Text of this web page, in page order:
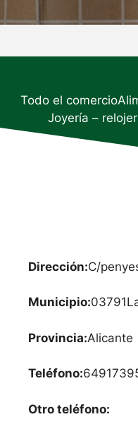
Todo el comercio
Joyería –
Dirección:C/
Municipio:03791
Provincia:Alicante
Teléfono:
Otro teléfono: